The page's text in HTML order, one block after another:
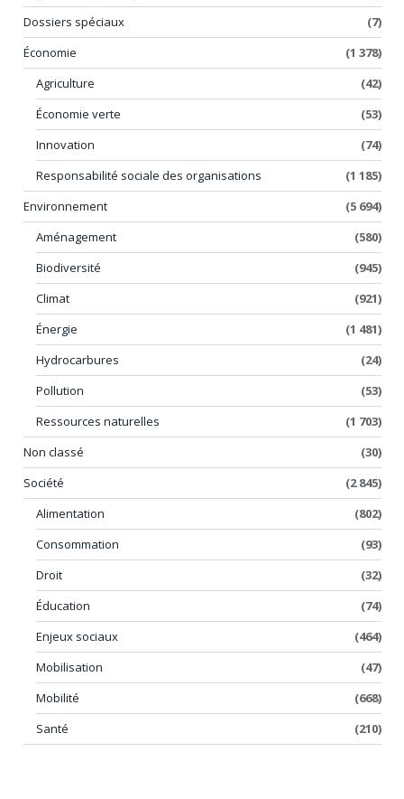
Dossiers spéciaux
(7)
Économie
(1 378)
Agriculture
(42)
Économie verte
(53)
Innovation
(74)
Responsabilité sociale des organisations
(1 185)
Environnement
(5 694)
Aménagement
(580)
Biodiversité
(945)
Climat
(921)
Énergie
(1 481)
Hydrocarbures
(24)
Pollution
(53)
Ressources naturelles
(1 703)
Non classé
(30)
Société
(2 845)
Alimentation
(802)
Consommation
(93)
Droit
(32)
Éducation
(74)
Enjeux sociaux
(464)
Mobilisation
(47)
Mobilité
(668)
Santé
(210)